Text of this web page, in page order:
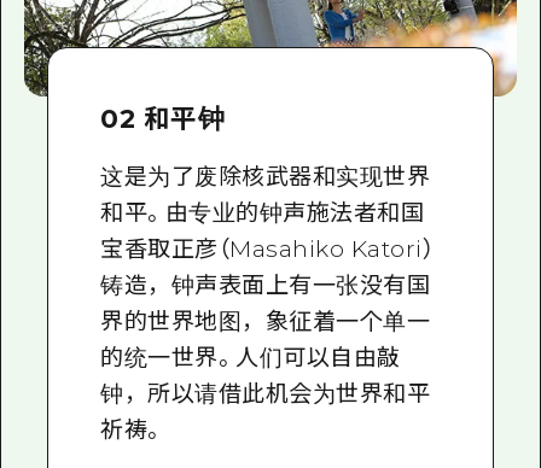
02 和平钟
这是为了废除核武器和实现世界
和平。由专业的钟声施法者和国
宝香取正彦（Masahiko Katori）
铸造，钟声表面上有一张没有国
界的世界地图，象征着一个单一
的统一世界。人们可以自由敲
钟，所以请借此机会为世界和平
祈祷。